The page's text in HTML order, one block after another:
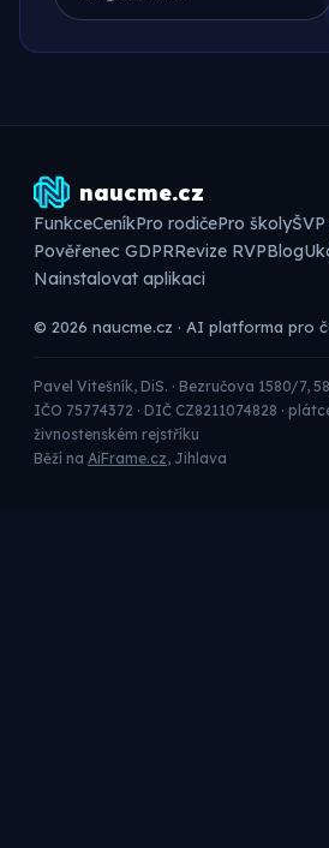
naucme.cz
FunkceCeníkPro rodičePro školy
Pověřenec GDPRRevize RVPBlog
Nainstalovat aplikaci
© 2026 naucme.cz · AI platforma pro
Pavel Vitešník, DiS. · Bezručova 1580/7,
IČO 75774372 · DIČ CZ8211074828 ·
živnostenském rejstříku
Běží na AiFrame.cz, Jihlava